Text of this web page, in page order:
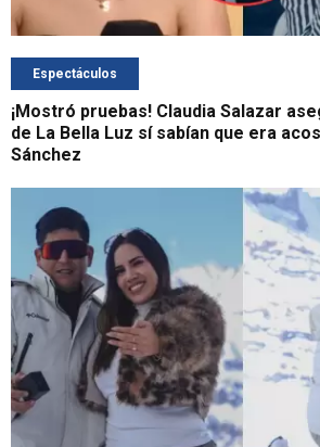
Espectáculos
¡Mostró pruebas! Claudia Salazar
de La Bella Luz sí sabían que era
Sánchez